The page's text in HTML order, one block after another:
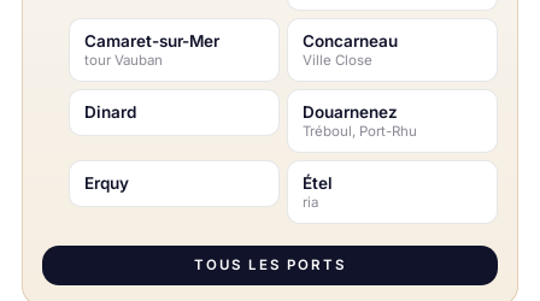
Camaret-sur-Mer
tour Vauban
Concarneau
Ville Close
Dinard Douarnenez
Tréboul, Port-Rhu
Erquy Étel
ria
TOUS LES PORTS